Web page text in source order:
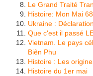
Le Grand Traité
Histoire: Mon Mai 68
Ukraine :
Que c'est il passé
Vietnam. Le pays
Biên Phu
Histoire : Les
Histoire du 1er mai